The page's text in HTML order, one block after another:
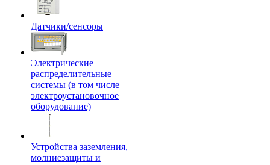
Датчики/сенсоры
Электрические
распределительные
системы (в том числе
электроустановочное
оборудование)
Устройства заземления,
молниезащиты и